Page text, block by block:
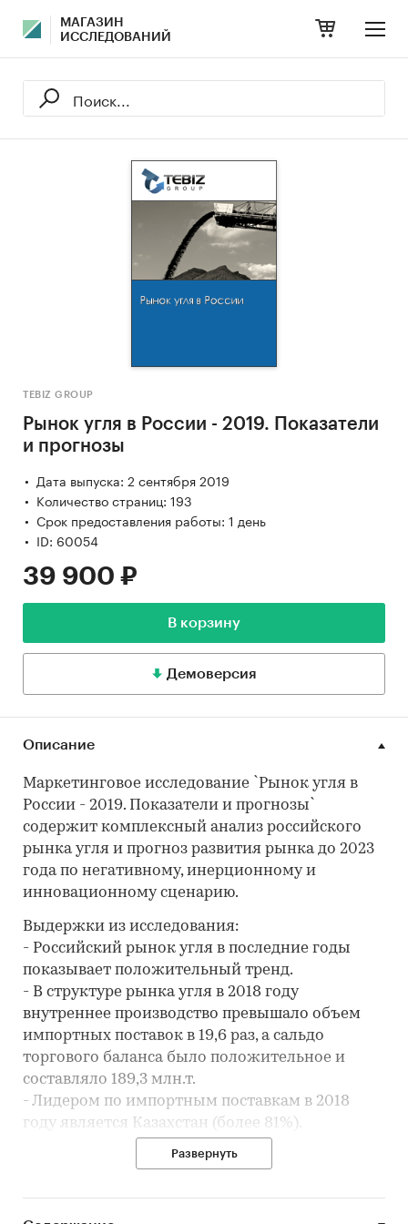
МАГАЗИН
ИССЛЕДОВАНИЙ
TEBIZ GROUP
Рынок угля в России - 2019. Показатели
и прогнозы
Дата выпуска: 2 сентября 2019
Количество страниц: 193
Срок предоставления работы: 1 день
ID: 60054
39 900 ₽
В корзину
Демоверсия
Описание
Маркетинговое исследование `Рынок угля в
России - 2019. Показатели и прогнозы`
содержит комплексный анализ российского
рынка угля и прогноз развития рынка до 2023
года по негативному, инерционному и
инновационному сценарию.
Выдержки из исследования:
- Российский рынок угля в последние годы
показывает положительный тренд.
- В структуре рынка угля в 2018 году
внутреннее производство превышало объем
импортных поставок в 19,6 раз, а сальдо
торгового баланса было положительное и
составляло 189,3 млн.т.
- Лидером по импортным поставкам в 2018
году является Казахстан (более 81%).
экспортеров покупает Южная Корея (более
Развернуть